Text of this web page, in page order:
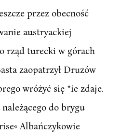
przez obecność
austryackiej
rząd turecki w górach
zaopatrzył Druzów
wróżyć się *ie zdaje.
do brygu
Albańczykowie